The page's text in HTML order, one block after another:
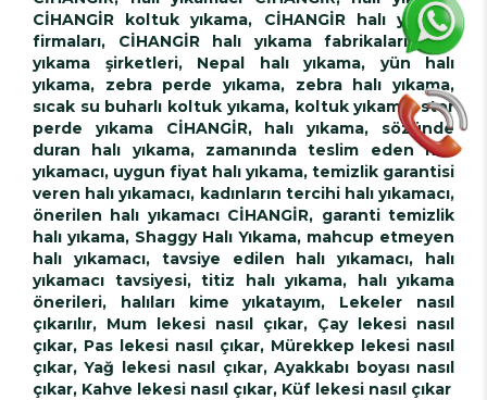
CİHANGİR koltuk yıkama, CİHANGİR halı yıkama
firmaları, CİHANGİR halı yıkama fabrikaları, halı
yıkama şirketleri, Nepal halı yıkama, yün halı
yıkama, zebra perde yıkama, zebra halı yıkama,
sıcak su buharlı koltuk yıkama, koltuk yıkama, stor
perde yıkama CİHANGİR, halı yıkama, sözünde
duran halı yıkama, zamanında teslim eden halı
yıkamacı, uygun fiyat halı yıkama, temizlik garantisi
veren halı yıkamacı, kadınların tercihi halı yıkamacı,
önerilen halı yıkamacı CİHANGİR, garanti temizlik
halı yıkama, Shaggy Halı Yıkama, mahcup etmeyen
halı yıkamacı, tavsiye edilen halı yıkamacı, halı
yıkamacı tavsiyesi, titiz halı yıkama, halı yıkama
önerileri, halıları kime yıkatayım, Lekeler nasıl
çıkarılır, Mum lekesi nasıl çıkar, Çay lekesi nasıl
çıkar, Pas lekesi nasıl çıkar, Mürekkep lekesi nasıl
çıkar, Yağ lekesi nasıl çıkar, Ayakkabı boyası nasıl
çıkar, Kahve lekesi nasıl çıkar, Küf lekesi nasıl çıkar